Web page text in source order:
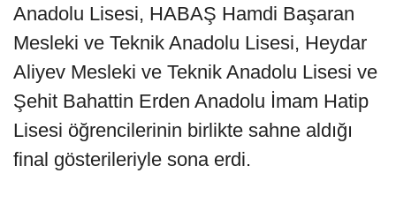
Anadolu Lisesi, HABAŞ Hamdi Başaran
Mesleki ve Teknik Anadolu Lisesi, Heydar
Aliyev Mesleki ve Teknik Anadolu Lisesi ve
Şehit Bahattin Erden Anadolu İmam Hatip
Lisesi öğrencilerinin birlikte sahne aldığı
final gösterileriyle sona erdi.